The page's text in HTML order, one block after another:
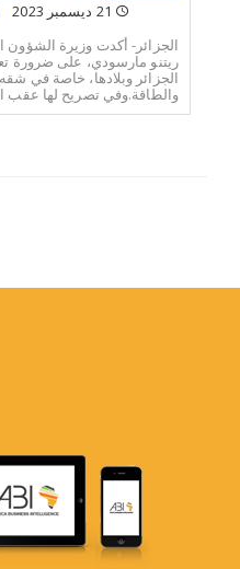
الجزائر- أكدت وزيرة الشؤون
ريتنو مارسودي، على ضرورة
الجزائر وبلادها، خاصة في شقه
والطاقة.وفي تصريح لها عقب